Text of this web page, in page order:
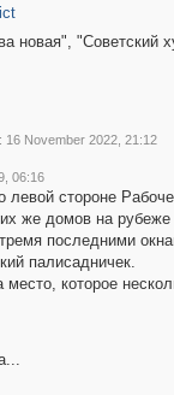
новая", "Советский
16 November 2022, 21:12
06:16
левой стороне
же домов на рубеже
последними
палисадничек.
которое